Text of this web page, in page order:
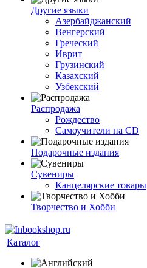
Другие языки
Азербайджанский
Венгерский
Греческий
Иврит
Грузинский
Казахский
Узбекский
Распродажа
Рождество
Самоучители на CD
Подарочные издания
Сувениры
Канцелярские товары
Творчество и Хобби
Каталог